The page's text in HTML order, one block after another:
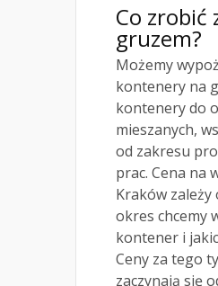
Co zrobić
gruzem?
Możemy
kontenery na
kontenery do
mieszanych,
od zakresu
prac. Cena na
Kraków
okres chcemy
kontener i
Ceny za tego
zaczynają się